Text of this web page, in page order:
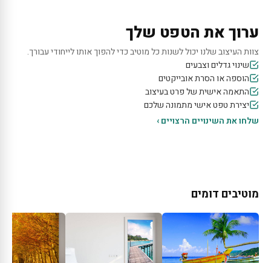
ערוך את הטפט שלך
צוות העיצוב שלנו יכול לשנות כל מוטיב כדי להפוך אותו לייחודי עבורך.
שינוי גדלים וצבעים
הוספה או הסרת אובייקטים
התאמה אישית של פרט בעיצוב
יצירת טפט אישי מתמונה שלכם
שלחו את השינויים הרצויים ›
מוטיבים דומים